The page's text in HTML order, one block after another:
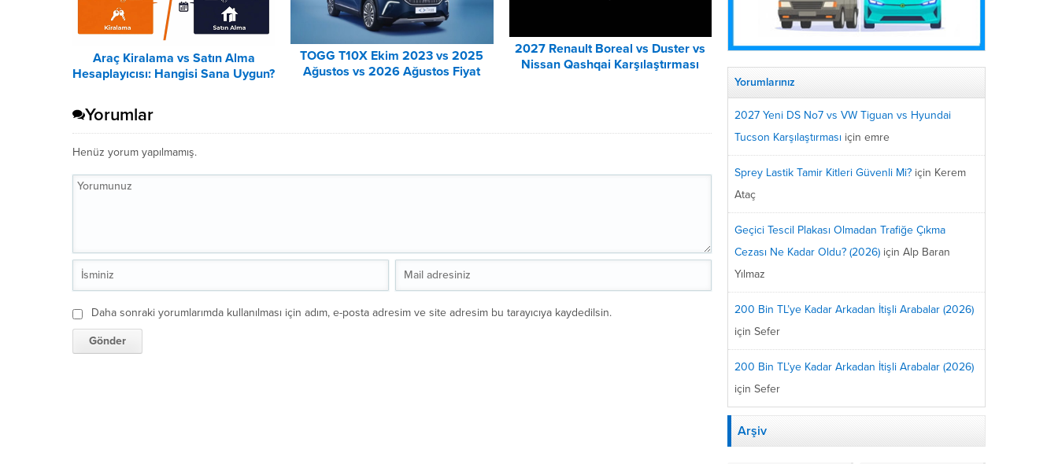
Araç Kiralama vs Satın Alma
Hesaplayıcısı: Hangisi Sana Uygun?
TOGG T10X Ekim 2023 vs 2025
Ağustos vs 2026 Ağustos Fiyat
2027 Renault Boreal vs Duster vs
Nissan Qashqai Karşılaştırması
Yorumlar
Henüz yorum yapılmamış.
Daha sonraki yorumlarımda kullanılması için adım, e-posta adresim ve site adresim bu tarayıcıya kaydedilsin.
Yorumlarınız
2027 Yeni DS No7 vs VW Tiguan vs Hyundai
Tucson Karşılaştırması için emre
Sprey Lastik Tamir Kitleri Güvenli Mi? için Kerem
Ataç
Geçici Tescil Plakası Olmadan Trafiğe Çıkma
Cezası Ne Kadar Oldu? (2026) için Alp Baran
Yılmaz
200 Bin TL’ye Kadar Arkadan İtişli Arabalar (2026)
için Sefer
200 Bin TL’ye Kadar Arkadan İtişli Arabalar (2026)
için Sefer
Arşiv